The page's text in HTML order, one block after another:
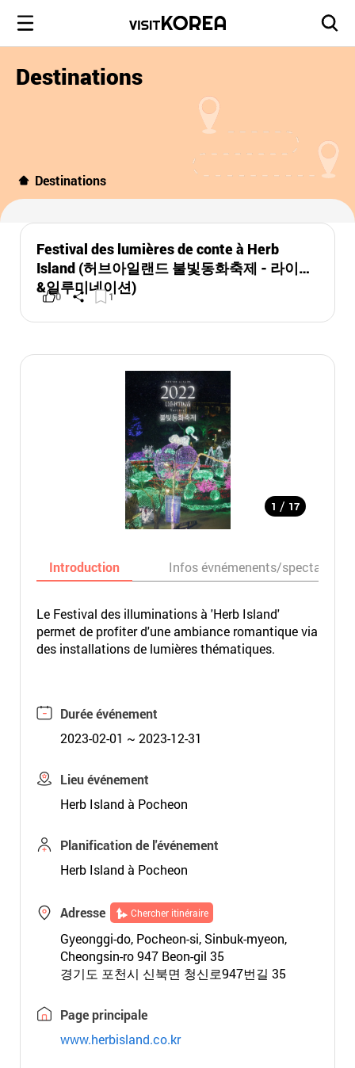
Destinations
Destinations
Festival des lumières de conte à Herb
Island (허브아일랜드 불빛동화축제 - 라이팅
&일루미네이션)
0 1
1 / 17
Introduction Infos évnémenents/spectacles
Le Festival des illuminations à 'Herb Island'
permet de profiter d'une ambiance romantique via
des installations de lumières thématiques.
Durée événement
2023-02-01 ~ 2023-12-31
Lieu événement
Herb Island à Pocheon
Planification de l'événement
Herb Island à Pocheon
Adresse Chercher itinéraire
Gyeonggi-do, Pocheon-si, Sinbuk-myeon,
Cheongsin-ro 947 Beon-gil 35
경기도 포천시 신북면 청신로947번길 35
Page principale
www.herbisland.co.kr